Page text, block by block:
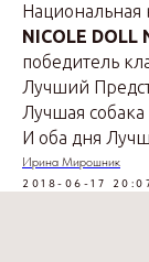
Национальная
NICOLE DOLL
победитель
Лучший
Лучшая
И оба дня
Ирина Мирошник
2018-06-17